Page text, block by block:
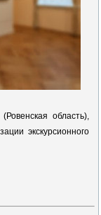
область),
экскурсионного